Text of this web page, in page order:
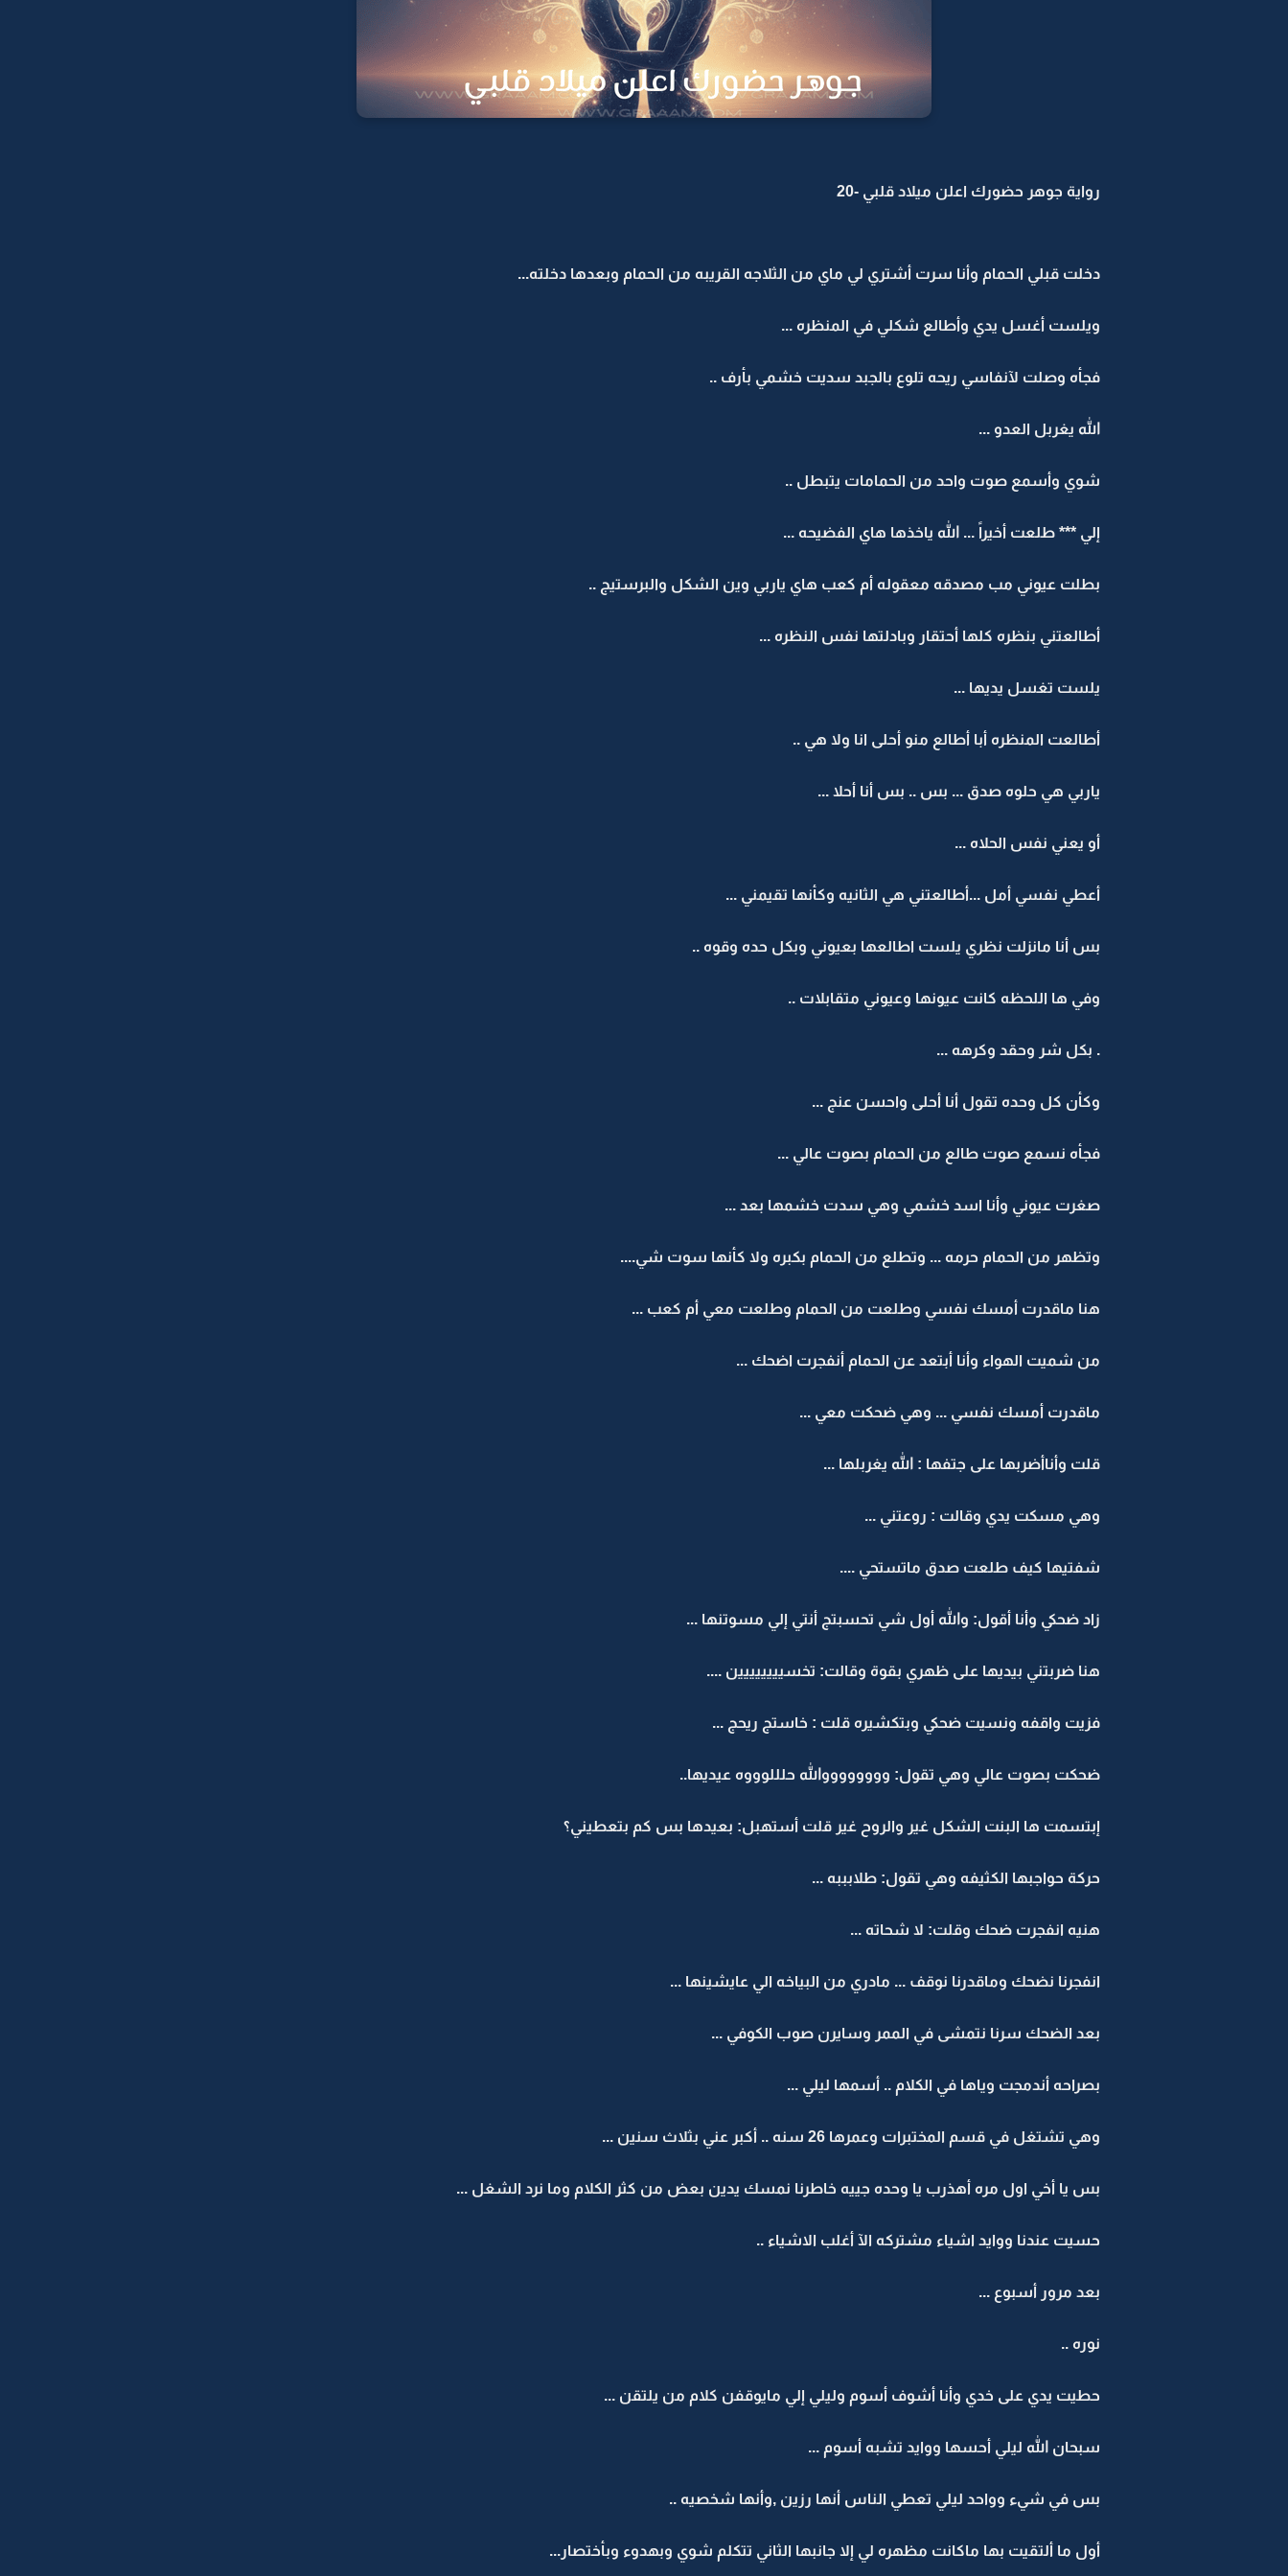
رواية جوهر حضورك اعلن ميلاد قلبي -20
دخلت قبلي الحمام وأنا سرت أشتري لي ماي من الثلاجه القريبه من الحمام وبعدها دخلته...
ويلست أغسل يدي وأطالع شكلي في المنظره ...
فجأه وصلت لآنفاسي ريحه تلوع بالجبد سديت خشمي بأرف ..
الله يغربل العدو ...
شوي وأسمع صوت واحد من الحمامات يتبطل ..
إلي *** طلعت أخيراً ... الله ياخذها هاي الفضيحه ...
بطلت عيوني مب مصدقه معقوله أم كعب هاي ياربي وين الشكل والبرستيج ..
أطالعتني بنظره كلها أحتقار وبادلتها نفس النظره ...
يلست تغسل يديها ...
أطالعت المنظره أبا أطالع منو أحلى انا ولا هي ..
ياربي هي حلوه صدق ... بس .. بس أنا أحلا ...
أو يعني نفس الحلاه ...
أعطي نفسي أمل ...أطالعتني هي الثانيه وكأنها تقيمني ...
بس أنا مانزلت نظري يلست اطالعها بعيوني وبكل حده وقوه ..
وفي ها اللحظه كانت عيونها وعيوني متقابلات ..
. بكل شر وحقد وكرهه ...
وكأن كل وحده تقول أنا أحلى واحسن عنج ...
فجأه نسمع صوت طالع من الحمام بصوت عالي ...
صغرت عيوني وأنا اسد خشمي وهي سدت خشمها بعد ...
وتظهر من الحمام حرمه ... وتطلع من الحمام بكبره ولا كأنها سوت شي....
هنا ماقدرت أمسك نفسي وطلعت من الحمام وطلعت معي أم كعب ...
من شميت الهواء وأنا أبتعد عن الحمام أنفجرت اضحك ...
ماقدرت أمسك نفسي ... وهي ضحكت معي ...
قلت وأناأضربها على جتفها : الله يغربلها ...
وهي مسكت يدي وقالت : روعتني ...
شفتيها كيف طلعت صدق ماتستحي ....
زاد ضحكي وأنا أقول: والله أول شي تحسبتج أنتي إلي مسوتنها ...
هنا ضربتني بيديها على ظهري بقوة وقالت: تخسيييييييين ....
فزيت واقفه ونسيت ضحكي وبتكشيره قلت : خاستج ريحج ...
ضحكت بصوت عالي وهي تقول: ووووووووالله حلللوووه عيديها..
إبتسمت ها البنت الشكل غير والروح غير قلت أستهبل: بعيدها بس كم بتعطيني؟
حركة حواجبها الكثيفه وهي تقول: طلابببه ...
هنيه انفجرت ضحك وقلت: لا شحاته ...
انفجرنا نضحك وماقدرنا نوقف ... مادري من البياخه الي عايشينها ...
بعد الضحك سرنا نتمشى في الممر وسايرن صوب الكوفي ...
بصراحه أندمجت وياها في الكلام .. أسمها ليلي ...
وهي تشتغل في قسم المختبرات وعمرها 26 سنه .. أكبر عني بثلاث سنين ...
بس يا أخي اول مره أهذرب يا وحده جييه خاطرنا نمسك يدين بعض من كثر الكلام وما نرد الشغل ...
حسيت عندنا ووايد اشياء مشتركه الآ أغلب الاشياء ..
بعد مرور أسبوع ...
نوره ..
حطيت يدي على خدي وأنا أشوف أسوم وليلي إلي مايوقفن كلام من يلتقن ...
سبحان الله ليلي أحسها ووايد تشبه أسوم ...
بس في شيء وواحد ليلي تعطي الناس أنها رزين ,وأنها شخصيه ..
أول ما ألتقيت بها ماكانت مظهره لي إلا جانبها الثاني تتكلم شوي وبهدوء وبأختصار...